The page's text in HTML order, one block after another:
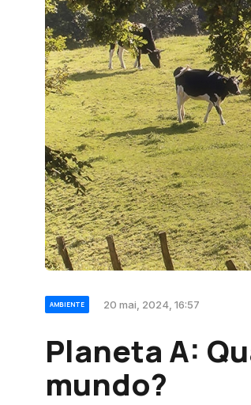
AMBIENTE 20 mai, 2024, 16:57
Planeta A:
mundo?